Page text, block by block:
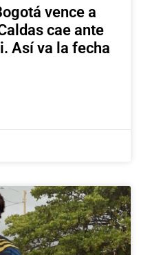
vence a
cae ante
Así va la fecha